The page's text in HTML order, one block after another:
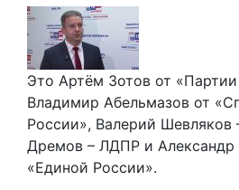
Это Артём Зотов от
Владимир Абельмазов от
России», Валерий Шевляков
Дремов – ЛДПР и Александр
«Единой России».